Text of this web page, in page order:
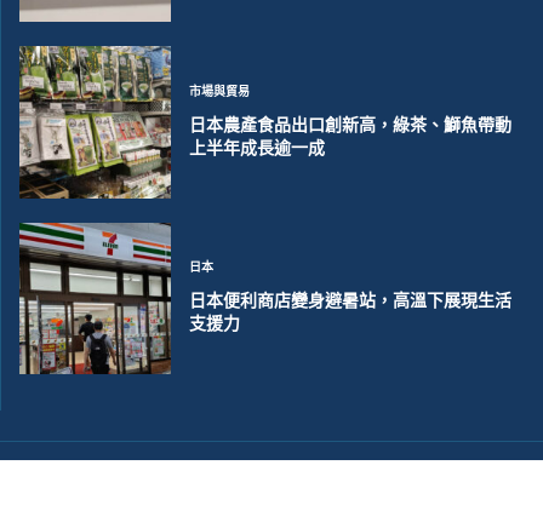
市場與貿易
日本農產食品出口創新高，綠茶、鰤魚帶動
上半年成長逾一成
日本
日本便利商店變身避暑站，高溫下展現生活
支援力